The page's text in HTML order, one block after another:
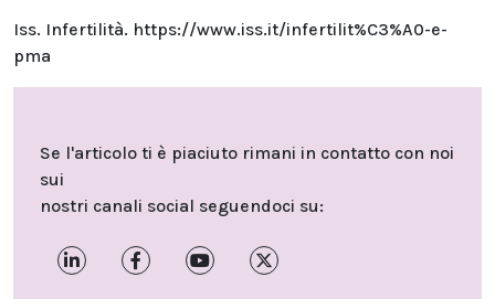
Iss. Infertilità. https://www.iss.it/infertilit%C3%A0-e-
pma
Se l'articolo ti è piaciuto rimani in contatto con noi
sui
nostri canali social seguendoci su: